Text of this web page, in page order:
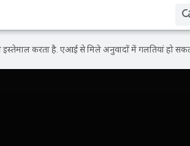
करता है. एआई से मिले अनुवादों में गलतियां हो